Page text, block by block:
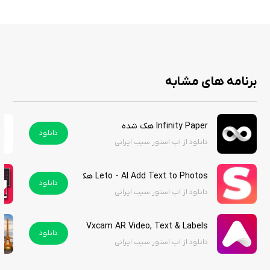
به‌طور کلی، برنامه PaintJob Portable یک اپلیکیشن قدرتمند و خلاقانه است که
می‌تواند به هنرمندان و علاقه‌مندان به هنر کمک کند تا ایده‌های خود را به راحتی
به تصویر بکشند. با امکانات متنوع و رابط کاربری ساده، این برنامه به یک همراه
می‌توانید آن را از سیب ایرانی به صورت رایگان دانلود کنید.
برنامه های مشابه
Infinity Paper هک شده
دانلود از اپ استور سیب ایرانی
دانلود
Leto・AI Add Text to Photos هک شده
دانلود از اپ استور سیب ایرانی
دانلود
Vxcam AR Video, Text & Labels
دانلود از اپ استور سیب ایرانی
دانلود